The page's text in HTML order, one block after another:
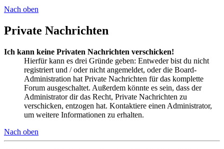
Nach oben
Private Nachrichten
Ich kann keine Privaten Nachrichten verschicken!
Hierfür kann es drei Gründe geben: Entweder bist du nicht
registriert und / oder nicht angemeldet, oder die Board-
Administration hat Private Nachrichten für das komplette
Forum ausgeschaltet. Außerdem könnte es sein, dass der
Administrator dir das Recht, Private Nachrichten zu
verschicken, entzogen hat. Kontaktiere einen Administrator,
um weitere Informationen zu erhalten.
Nach oben